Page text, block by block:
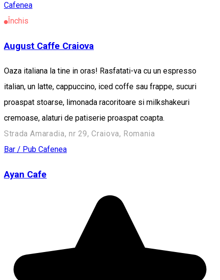
Cafenea
Închis
August Caffe Craiova
Oaza italiana la tine in oras! Rasfatati-va cu un espresso
italian, un latte, cappuccino, iced coffe sau frappe, sucuri
proaspat stoarse, limonada racoritoare si milkshakeuri
cremoase, alaturi de patiserie proaspat coapta.
Strada Amaradia, nr 29, Craiova, Romania
Bar / Pub Cafenea
Ayan Cafe